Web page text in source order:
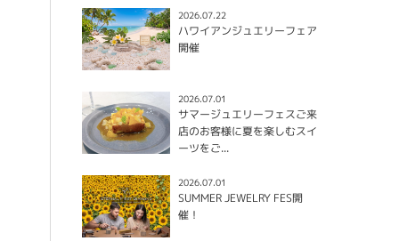
2026.07.22
ハワイアンジュエリーフェア
開催
2026.07.01
サマージュエリーフェスご来
店のお客様に夏を楽しむスイ
ーツをご...
2026.07.01
SUMMER JEWELRY FES開
催！